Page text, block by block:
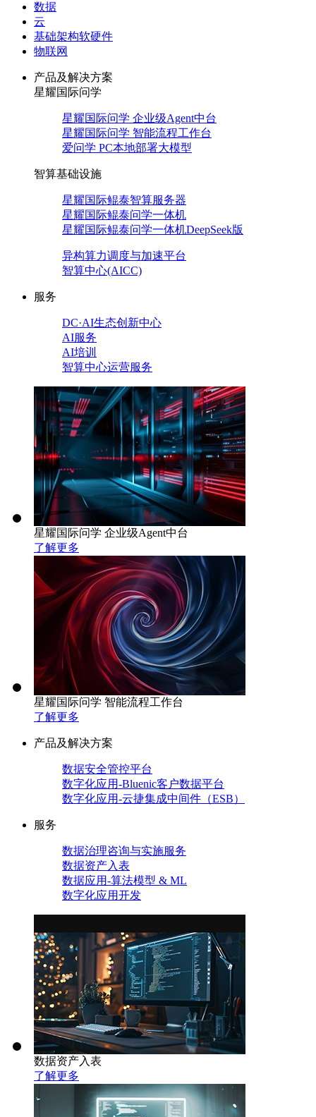
数据
云
基础架构软硬件
物联网
产品及解决方案
星耀国际问学
星耀国际问学 企业级Agent中台
星耀国际问学 智能流程工作台
爱问学 PC本地部署大模型
智算基础设施
星耀国际鲲泰智算服务器
星耀国际鲲泰问学一体机
星耀国际鲲泰问学一体机DeepSeek版
异构算力调度与加速平台
智算中心(AICC)
服务
DC·AI生态创新中心
AI服务
AI培训
智算中心运营服务
星耀国际问学 企业级Agent中台
了解更多
星耀国际问学 智能流程工作台
了解更多
产品及解决方案
数据安全管控平台
数字化应用-Bluenic客户数据平台
数字化应用-云捷集成中间件（ESB）
服务
数据治理咨询与实施服务
数据资产入表
数据应用-算法模型 & ML
数字化应用开发
数据资产入表
了解更多